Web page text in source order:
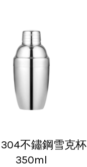
不鏽鋼雪克杯
350ml